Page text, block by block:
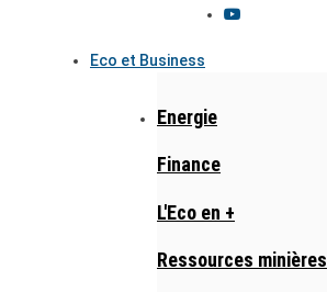
Eco et Business
Energie
Finance
L'Eco en +
Ressources minières